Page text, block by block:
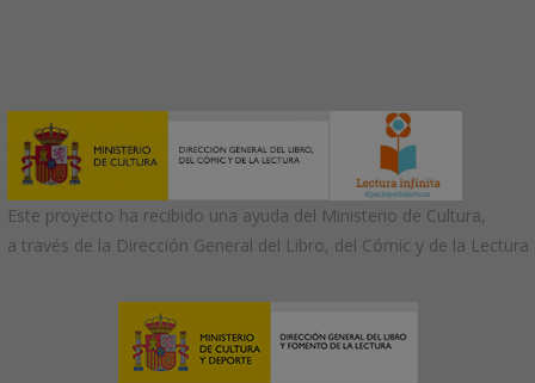
Este proyecto ha recibido una ayuda del Ministerio de Cultura,
a través de la Dirección General del Libro, del Cómic y de la Lectura